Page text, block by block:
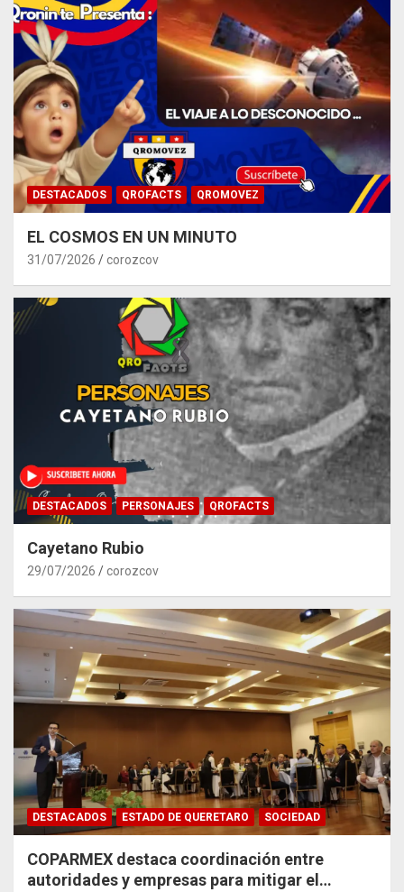
DESTACADOS QROFACTS QROMOVEZ
EL COSMOS EN UN MINUTO
31/07/2026 corozcov
DESTACADOS PERSONAJES QROFACTS
Cayetano Rubio
29/07/2026 corozcov
DESTACADOS ESTADO DE QUERETARO SOCIEDAD
COPARMEX destaca coordinación entre
autoridades y empresas para mitigar el